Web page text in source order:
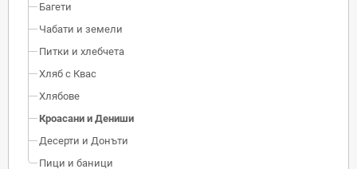
Багети
Чабати и земели
Питки и хлебчета
Хляб с Квас
Хлябове
Кроасани и Дениши
Десерти и Донъти
Пици и баници